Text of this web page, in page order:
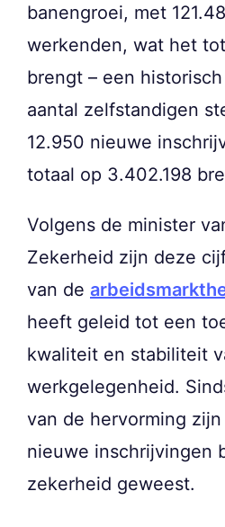
banengroei, met
werkenden, wat het
brengt – een
aantal zelfstandigen
12.950 nieuwe
totaal op 3.402.198
Volgens de minister
Zekerheid zijn deze
van de
heeft geleid tot een
kwaliteit en stabiliteit
werkgelegenheid.
van de hervorming zijn
nieuwe inschrijvingen
zekerheid geweest.